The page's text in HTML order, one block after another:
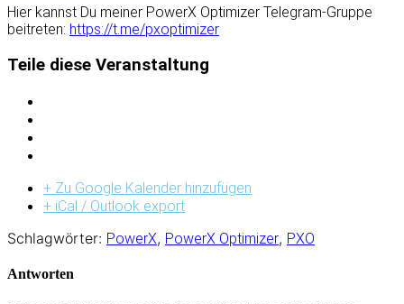
Hier kannst Du meiner PowerX Optimizer Telegram-Gruppe
beitreten: https://t.me/pxoptimizer
Teile diese Veranstaltung
+ Zu Google Kalender hinzufügen
+ iCal / Outlook export
Schlagwörter: PowerX, PowerX Optimizer, PXO
Antworten